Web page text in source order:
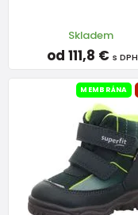
Skladem
od 111,8 € s DPH
MEMBRÁNA